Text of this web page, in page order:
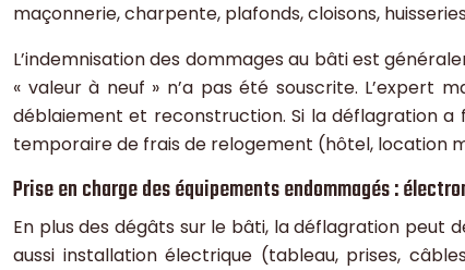
maçonnerie, charpente, plafonds, cloisons,
L’indemnisation des dommages au bâti est
« valeur à neuf » n’a pas été souscrite.
déblaiement et reconstruction. Si la déflagration
temporaire de frais de relogement (hôtel, location
Prise en charge des équipements endommagés :
En plus des dégâts sur le bâti, la déflagration peut
aussi installation électrique (tableau, prises,